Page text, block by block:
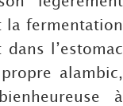
la fermentation
l’estomac
alambic,
à